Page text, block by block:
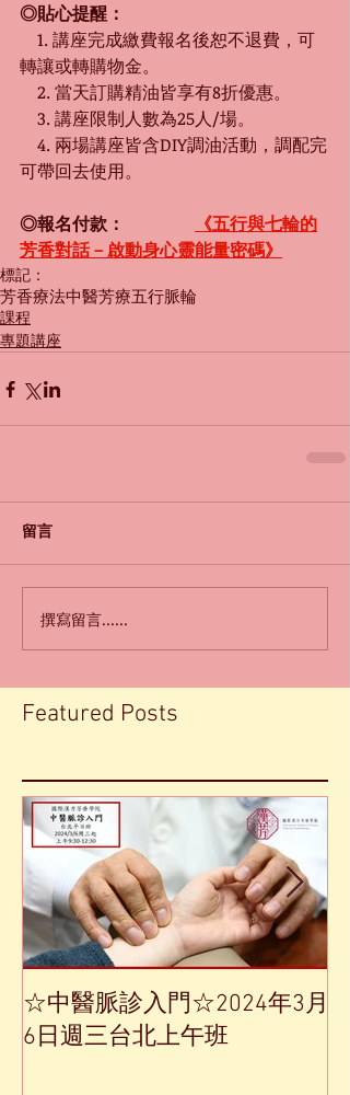
◎貼心提醒：
1. 講座完成繳費報名後恕不退費，可
轉讓或轉購物金。
2. 當天訂購精油皆享有8折優惠。
3. 講座限制人數為25人/場。
4. 兩場講座皆含DIY調油活動，調配完
可帶回去使用。
◎報名付款：
《五行與七輪的
芳香對話－啟動身心靈能量密碼》
標記：
芳香療法中醫芳療五行脈輪
課程
專題講座
留言
撰寫留言......
Featured Posts
☆中醫脈診入門☆2024年3月
6日週三台北上午班